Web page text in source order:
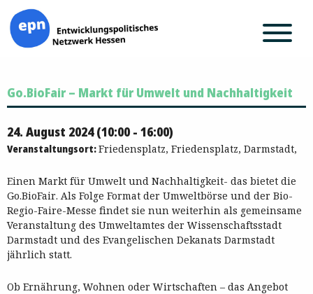
Inhalt
springen
Go.BioFair – Markt für Umwelt und Nachhaltigkeit
24. August 2024 (10:00 - 16:00)
Veranstaltungsort:Friedensplatz, Friedensplatz, Darmstadt,
Einen Markt für Umwelt und Nachhaltigkeit- das bietet die
Go.BioFair. Als Folge Format der Umweltbörse und der Bio-
Regio-Faire-Messe findet sie nun weiterhin als gemeinsame
Veranstaltung des Umweltamtes der Wissenschaftsstadt
Darmstadt und des Evangelischen Dekanats Darmstadt
jährlich statt.
Ob Ernährung, Wohnen oder Wirtschaften – das Angebot